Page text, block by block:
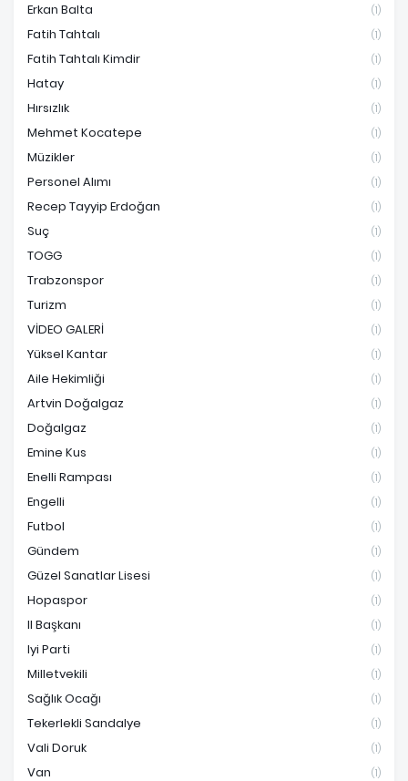
Erkan Balta (1)
Fatih Tahtalı (1)
Fatih Tahtalı Kimdir (1)
Hatay (1)
Hırsızlık (1)
Mehmet Kocatepe (1)
Müzikler (1)
Personel Alımı (1)
Recep Tayyip Erdoğan (1)
Suç (1)
TOGG (1)
Trabzonspor (1)
Turizm (1)
VİDEO GALERİ (1)
Yüksel Kantar (1)
Aile Hekimliği (1)
Artvin Doğalgaz (1)
Doğalgaz (1)
Emine Kus (1)
Enelli Rampası (1)
Engelli (1)
Futbol (1)
Gündem (1)
Güzel Sanatlar Lisesi (1)
Hopaspor (1)
Il Başkanı (1)
Iyi Parti (1)
Milletvekili (1)
Sağlık Ocağı (1)
Tekerlekli Sandalye (1)
Vali Doruk (1)
Van (1)